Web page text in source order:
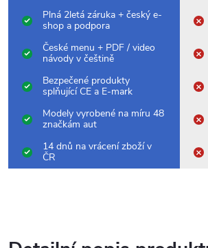
Plná 2letá záruka + český e-
shop a podpora
České menu + PDF / video
návody v češtině
Bezpečené produkty
splňující CE a E-mark
Modely vyrobené na míru 48
značkám aut
14 dnů na vrácení zboží v
ČR